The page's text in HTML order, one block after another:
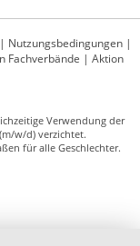
| Nutzungsbedingungen |
Fachverbände | Aktion
Verwendung der
w/d) verzichtet.
für alle Geschlechter.